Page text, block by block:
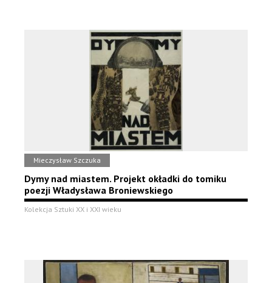
Mieczysław Szczuka
Dymy nad miastem. Projekt okładki do tomiku
poezji Władysława Broniewskiego
Kolekcja Sztuki XX i XXI wieku